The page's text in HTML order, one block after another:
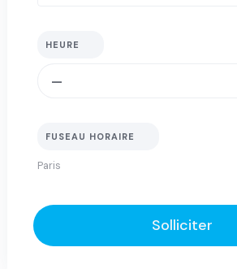
HEURE
—
FUSEAU HORAIRE
Solliciter